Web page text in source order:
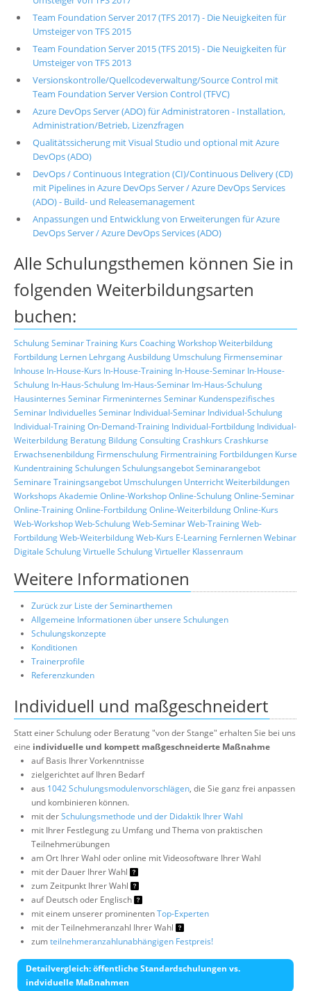
Team Foundation Server 2017 (TFS 2017) - Die Neuigkeiten für
Umsteiger von TFS 2015
Team Foundation Server 2015 (TFS 2015) - Die Neuigkeiten für
Umsteiger von TFS 2013
Versionskontrolle/Quellcodeverwaltung/Source Control mit
Team Foundation Server Version Control (TFVC)
Azure DevOps Server (ADO) für Administratoren - Installation,
Administration/Betrieb, Lizenzfragen
Qualitätssicherung mit Visual Studio und optional mit Azure
DevOps (ADO)
DevOps / Continuous Integration (CI)/Continuous Delivery (CD)
mit Pipelines in Azure DevOps Server / Azure DevOps Services
(ADO) - Build- und Releasemanagement
Anpassungen und Entwicklung von Erweiterungen für Azure
DevOps Server / Azure DevOps Services (ADO)
Alle Schulungsthemen können Sie in
folgenden Weiterbildungsarten
buchen:
SchulungSeminarTraining Kurs CoachingWorkshopWeiterbildung
Fortbildung Lernen LehrgangAusbildung Umschulung Firmenseminar
Inhouse In-House-Kurs In-House-Training In-House-Seminar In-House-
Schulung In-Haus-Schulung Im-Haus-Seminar Im-Haus-Schulung
Hausinternes Seminar Firmeninternes Seminar Kundenspezifisches
Seminar Individuelles Seminar Individual-Seminar Individual-Schulung
Individual-TrainingOn-Demand-Training Individual-Fortbildung Individual-
Weiterbildung Beratung BildungConsultingCrashkurs Crashkurse
Erwachsenenbildung Firmenschulung Firmentraining Fortbildungen Kurse
KundentrainingSchulungenSchulungsangebotSeminarangebot
Seminare Trainingsangebot Umschulungen UnterrichtWeiterbildungen
Workshops Akademie Online-WorkshopOnline-SchulungOnline-Seminar
Online-TrainingOnline-FortbildungOnline-WeiterbildungOnline-Kurs
Web-WorkshopWeb-SchulungWeb-SeminarWeb-TrainingWeb-
FortbildungWeb-WeiterbildungWeb-Kurs E-Learning FernlernenWebinar
Digitale SchulungVirtuelle SchulungVirtueller Klassenraum
Weitere Informationen
Zurück zur Liste der Seminarthemen
Allgemeine Informationen über unsere Schulungen
Schulungskonzepte
Konditionen
Trainerprofile
Referenzkunden
Individuell und maßgeschneidert
Statt einer Schulung oder Beratung "von der Stange" erhalten Sie bei uns
eine individuelle und kompett maßgeschneiderte Maßnahme
auf Basis Ihrer Vorkenntnisse
zielgerichtet auf Ihren Bedarf
aus 1042 Schulungsmodulenvorschlägen, die Sie ganz frei anpassen
und kombinieren können.
mit derSchulungsmethode und der Didaktik Ihrer Wahl
mit Ihrer Festlegung zu Umfang und Thema von praktischen
Teilnehmerübungen
am Ort Ihrer Wahl oder online mit Videosoftware Ihrer Wahl
mit der Dauer Ihrer Wahl
zum Zeitpunkt Ihrer Wahl
auf Deutsch oder Englisch
mit einem unserer prominentenTop-Experten
mit der Teilnehmeranzahl Ihrer Wahl
zumteilnehmeranzahlunabhängigen Festpreis!
Detailvergleich: öffentliche Standardschulungen vs.
indviduelle Maßnahmen